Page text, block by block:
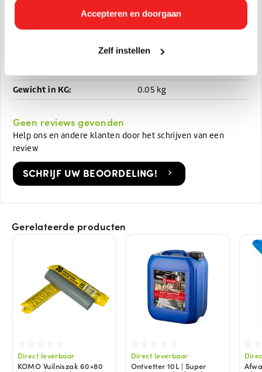
Accepteren en doorgaan
Zelf instellen
Specificaties
Artikelnummer: 12654
8721335350043
Gewicht in KG: 0.05 kg
Geen reviews gevonden
Help ons en andere klanten door het schrijven van een
review
SCHRIJF UW BEOORDELING!
Gerelateerde producten
Direct leverbaar
KOMO Vuilniszak 60×80
Direct leverbaar
Ontvetter 10L | Super